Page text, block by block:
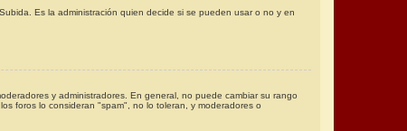
Es la administración quien decide si se pueden usar o no y en
y administradores. En general, no puede cambiar su rango
foros lo consideran "spam", no lo toleran, y moderadores o